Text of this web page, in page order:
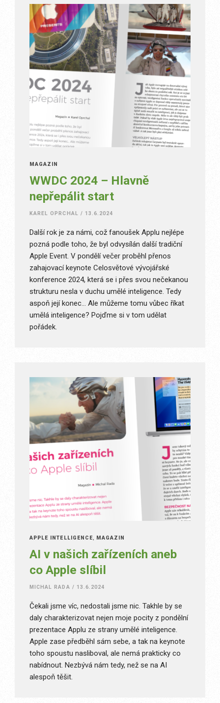
MAGAZÍN
WWDC 2024 – Hlavně
nepřepálit start
KAREL OPRCHAL / 13.6.2024
Další rok je za námi, což fanoušek Applu nejlépe
pozná podle toho, že byl odvysílán další tradiční
Apple Event. V pondělí večer proběhl přenos
zahajovací keynote Celosvětové vývojářské
konference 2024, která se i přes svou nečekanou
strukturu nesla v duchu umělé inteligence. Tedy
aspoň její konec… Ale můžeme tomu vůbec říkat
umělá inteligence? Pojďme si v tom udělat
pořádek.
APPLE INTELLIGENCE, MAGAZÍN
AI v našich zařízeních aneb
co Apple slíbil
MICHAL RADA / 13.6.2024
Čekali jsme víc, nedostali jsme nic. Takhle by se
daly charakterizovat nejen moje pocity z pondělní
prezentace Applu ze strany umělé inteligence.
Apple zase předběhl sám sebe, a tak na keynote
toho spoustu nasliboval, ale nemá prakticky co
nabídnout. Nezbývá nám tedy, než se na AI
alespoň těšit.